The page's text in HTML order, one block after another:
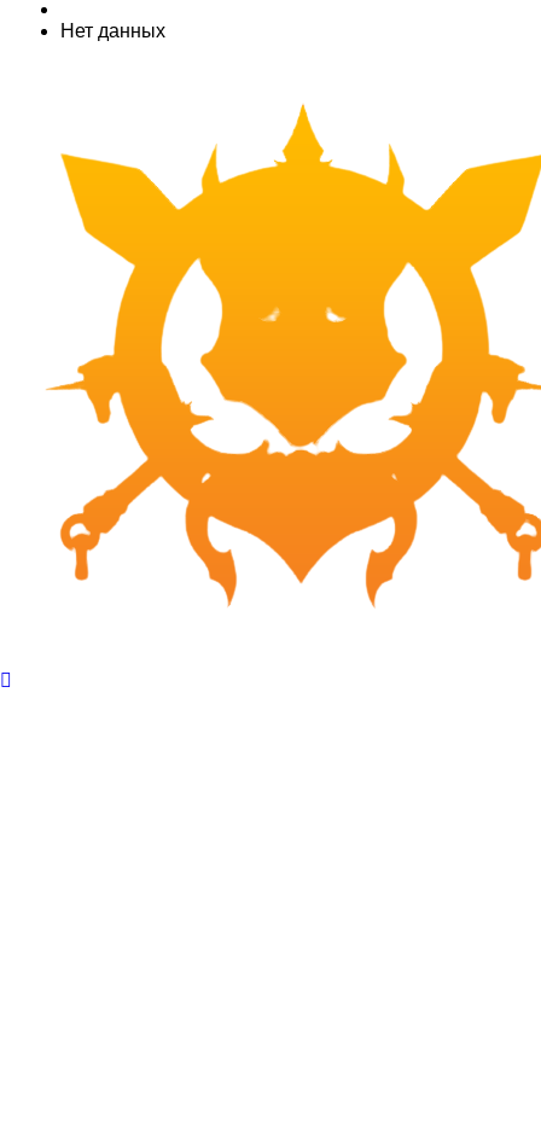
Нет данных